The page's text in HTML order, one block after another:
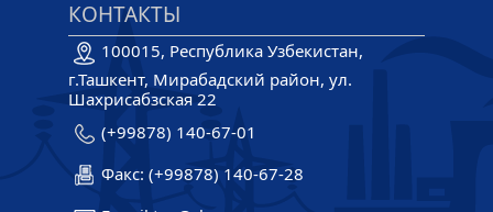
КОНТАКТЫ
100015, Республика Узбекистан,
г.Ташкент, Мирабадский район, ул.
Шахрисабзская 22
(+99878) 140-67-01
Факс: (+99878) 140-67-28